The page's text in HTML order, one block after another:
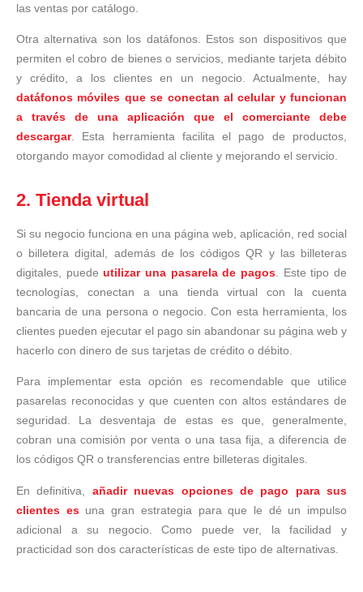
las ventas por catálogo.
Otra alternativa son los datáfonos. Estos son dispositivos que
permiten el cobro de bienes o servicios, mediante tarjeta débito
y crédito, a los clientes en un negocio. Actualmente, hay
datáfonos móviles que se conectan al celular y funcionan
a través de una aplicación que el comerciante debe
descargar. Esta herramienta facilita el pago de productos,
otorgando mayor comodidad al cliente y mejorando el servicio.
2. Tienda virtual
Si su negocio funciona en una página web, aplicación, red social
o billetera digital, además de los códigos QR y las billeteras
digitales, puedeutilizar una pasarela de pagos . Este tipo de
tecnologías, conectan a una tienda virtual con la cuenta
bancaria de una persona o negocio. Con esta herramienta, los
clientes pueden ejecutar el pago sin abandonar su página web y
hacerlo con dinero de sus tarjetas de crédito o débito.
Para implementar esta opción es recomendable que utilice
pasarelas reconocidas y que cuenten con altos estándares de
seguridad. La desventaja de estas es que, generalmente,
cobran una comisión por venta o una tasa fija, a diferencia de
los códigos QR o transferencias entre billeteras digitales.
En definitiva, añadir nuevas opciones de pago para sus
clientes esuna gran estrategia para que le dé un impulso
adicional a su negocio. Como puede ver, la facilidad y
practicidad son dos características de este tipo de alternativas.